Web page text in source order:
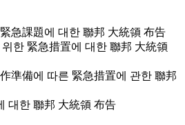
急課題에 대한 聯邦 大統領 布告
한 緊急措置에 대한 聯邦 大統領
準備에 따른 緊急措置에 관한 聯邦
대한 聯邦 大統領 布告